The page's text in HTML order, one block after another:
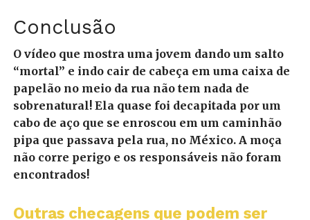
Conclusão
O vídeo que mostra uma jovem dando um salto
“mortal” e indo cair de cabeça em uma caixa de
papelão no meio da rua não tem nada de
sobrenatural! Ela quase foi decapitada por um
cabo de aço que se enroscou em um caminhão
pipa que passava pela rua, no México. A moça
não corre perigo e os responsáveis não foram
encontrados!
Outras checagens que podem ser